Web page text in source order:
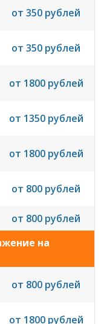
от 350 рублей
от 350 рублей
от 1800 рублей
от 1350 рублей
от 1800 рублей
от 800 рублей
от 800 рублей
на
от 800 рублей
от 1800 рублей